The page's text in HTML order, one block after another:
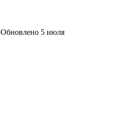
Обновлено 5 июля